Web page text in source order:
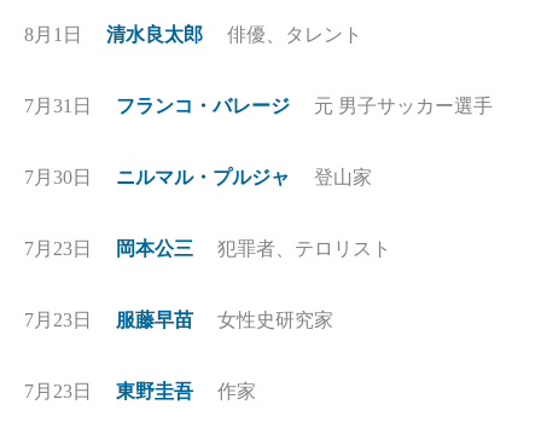
8月1日 清水良太郎 俳優、タレント
7月31日 フランコ・バレージ 元 男子サッカー選手
7月30日 ニルマル・プルジャ 登山家
7月23日 岡本公三 犯罪者、テロリスト
7月23日 服藤早苗 女性史研究家
7月23日 東野圭吾 作家